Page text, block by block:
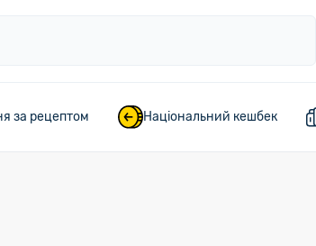
за рецептом Національний кешбек